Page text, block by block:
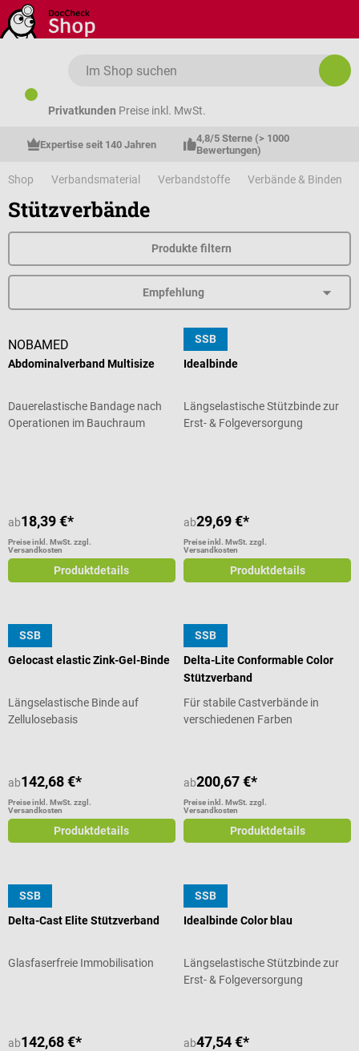
Zum Hauptinhalt springen
Privatkunden Preise inkl. MwSt.
Expertise seit 140 Jahren
4,8/5 Sterne (> 1000
Bewertungen)
Shop Verbandsmaterial Verbandstoffe Verbände & Binden
Stützverbände
Produkte filtern
NOBAMED
Abdominalverband Multisize
Dauerelastische Bandage nach
Operationen im Bauchraum
ab18,39 €*
Preise inkl. MwSt. zzgl.
Versandkosten
Produktdetails
SSB
BSN
Idealbinde
Längselastische Stützbinde zur
Erst- & Folgeversorgung
ab29,69 €*
Preise inkl. MwSt. zzgl.
Versandkosten
Produktdetails
SSB
BSN
Gelocast elastic Zink-Gel-Binde
Längselastische Binde auf
Zellulosebasis
ab142,68 €*
Preise inkl. MwSt. zzgl.
Versandkosten
Produktdetails
SSB
BSN
Delta-Lite Conformable Color
Stützverband
Für stabile Castverbände in
verschiedenen Farben
ab200,67 €*
Preise inkl. MwSt. zzgl.
Versandkosten
Produktdetails
SSB
BSN
Delta-Cast Elite Stützverband
Glasfaserfreie Immobilisation
ab142,68 €*
SSB
BSN
Idealbinde Color blau
Längselastische Stützbinde zur
Erst- & Folgeversorgung
ab47,54 €*